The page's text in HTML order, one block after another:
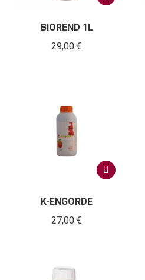
BIOREND 1L
29,00 €
K-ENGORDE
27,00 €